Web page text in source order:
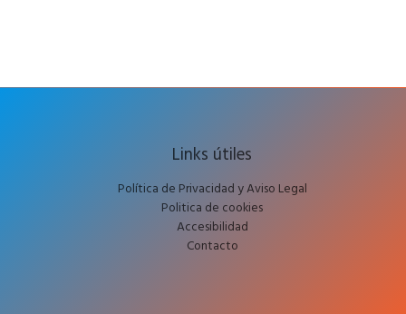
Links útiles
Política de Privacidad y Aviso Legal
Politica de cookies
Accesibilidad
Contacto